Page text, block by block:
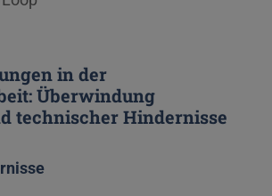
in der
Überwindung
technischer Hindernisse